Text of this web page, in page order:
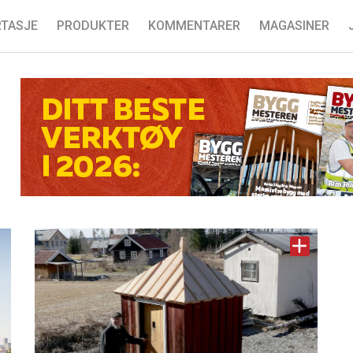
PRODUKTER KOMMENTARER MAGASINER